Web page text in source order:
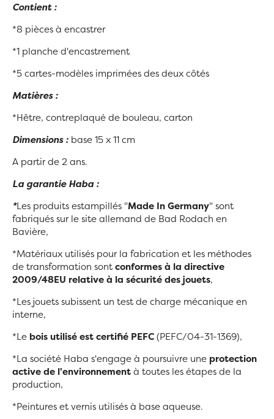
Contient :
*8 pièces à encastrer
*1 planche d'encastrement
*5 cartes-modèles imprimées des deux côtés
Matières :
*Hêtre, contreplaqué de bouleau, carton
Dimensions : base 15 x 11 cm
A partir de 2 ans.
La garantie Haba :
*Les produits estampillés "Made In Germany" sont
fabriqués sur le site allemand de Bad Rodach en
Bavière,
*Matériaux utilisés pour la fabrication et les méthodes
de transformation sontconformes à la directive
2009/48EU relative à la sécurité des jouets,
*Les jouets subissent un test de charge mécanique en
interne,
*Le bois utilisé est certifié PEFC(PEFC/04-31-1369),
*La société Haba s'engage à poursuivre une protection
active de l'environnementà toutes les étapes de la
production,
*Peintures et vernis utilisés à base aqueuse.